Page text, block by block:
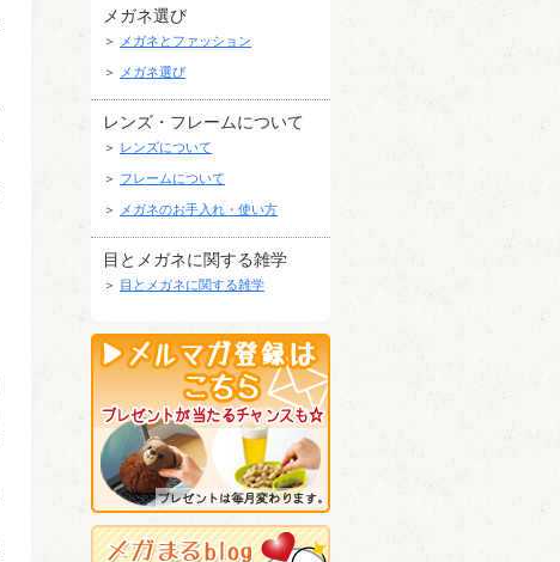
メガネ選び
＞ メガネとファッション
＞ メガネ選び
レンズ・フレームについて
＞ レンズについて
＞ フレームについて
＞ メガネのお手入れ・使い方
目とメガネに関する雑学
＞ 目とメガネに関する雑学